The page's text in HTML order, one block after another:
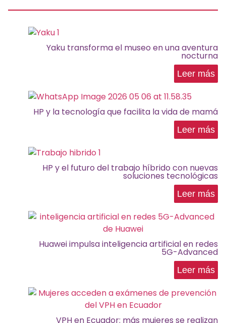
Yaku transforma el museo en una aventura
nocturna
Leer más
HP y la tecnología que facilita la vida de mamá
Leer más
HP y el futuro del trabajo híbrido con nuevas
soluciones tecnológicas
Leer más
Huawei impulsa inteligencia artificial en redes
5G-Advanced
Leer más
VPH en Ecuador: más mujeres se realizan